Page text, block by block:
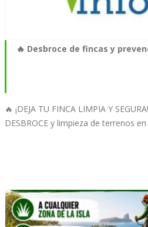
🔥 Desbroce de fincas y
🔥 ¡DEJA TU FINCA LIMPIA Y
DESBROCE y limpieza de terrenos